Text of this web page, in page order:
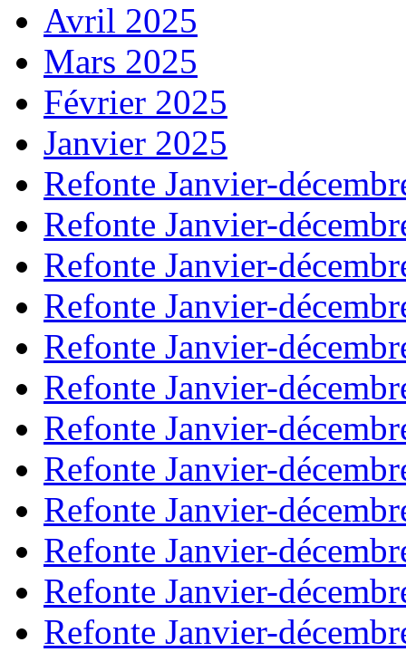
Avril 2025
Mars 2025
Février 2025
Janvier 2025
Refonte Janvier-
Refonte Janvier-
Refonte Janvier-
Refonte Janvier-
Refonte Janvier-
Refonte Janvier-
Refonte Janvier-
Refonte Janvier-
Refonte Janvier-
Refonte Janvier-
Refonte Janvier-
Refonte Janvier-